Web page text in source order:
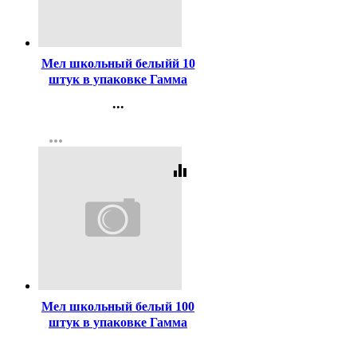
Мел школьный белыйй 10
штук в упаковке Гамма
2308192
...
Регистрация
more_horiz
equalizer
Мел школьный белый 100
штук в упаковке Гамма